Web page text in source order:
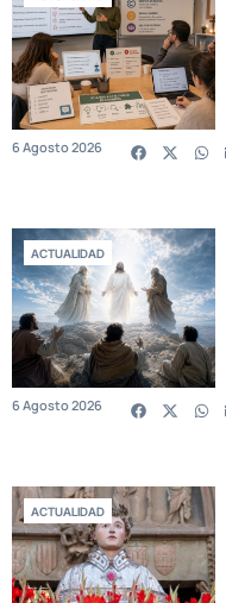
6 Agosto 2026
ACTUALIDAD
6 Agosto 2026
ACTUALIDAD